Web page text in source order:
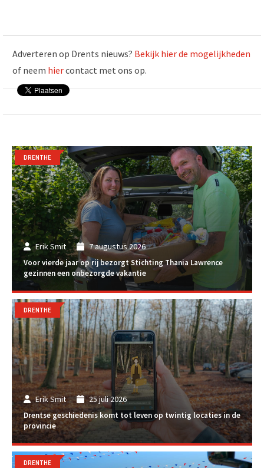
Adverteren op Drents nieuws? Bekijk hier de mogelijkheden
of neem hiercontact met ons op.
Erik Smit 7 augustus 2026
Voor vierde jaar op rij bezorgt Stichting Thania Lawrence
gezinnen een onbezorgde vakantie
DRENTHE
Erik Smit 25 juli 2026
Drentse geschiedenis komt tot leven op twintig locaties in de
provincie
DRENTHE
DRENTHE